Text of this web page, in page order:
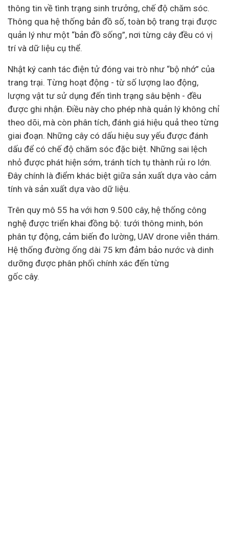
thông tin về tình trạng sinh trưởng, chế độ chăm sóc.
Thông qua hệ thống bản đồ số, toàn bộ trang trại được
quản lý như một “bản đồ sống”, nơi từng cây đều có vị
trí và dữ liệu cụ thể.
Nhật ký canh tác điện tử đóng vai trò như “bộ nhớ” của
trang trại. Từng hoạt động - từ số lượng lao động,
lượng vật tư sử dụng đến tình trạng sâu bệnh - đều
được ghi nhận. Điều này cho phép nhà quản lý không chỉ
theo dõi, mà còn phân tích, đánh giá hiệu quả theo từng
giai đoạn. Những cây có dấu hiệu suy yếu được đánh
dấu để có chế độ chăm sóc đặc biệt. Những sai lệch
nhỏ được phát hiện sớm, tránh tích tụ thành rủi ro lớn.
Đây chính là điểm khác biệt giữa sản xuất dựa vào cảm
tính và sản xuất dựa vào dữ liệu.
Trên quy mô 55 ha với hơn 9.500 cây, hệ thống công
nghệ được triển khai đồng bộ: tưới thông minh, bón
phân tự động, cảm biến đo lường, UAV drone viễn thám.
Hệ thống đường ống dài 75 km đảm bảo nước và dinh
dưỡng được phân phối chính xác đến từng
gốc cây.